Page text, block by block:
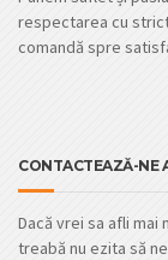
respectarea cu
comandă spre
CONTACTEAZĂ-NE
Dacă vrei sa afli
treabă nu ezita să